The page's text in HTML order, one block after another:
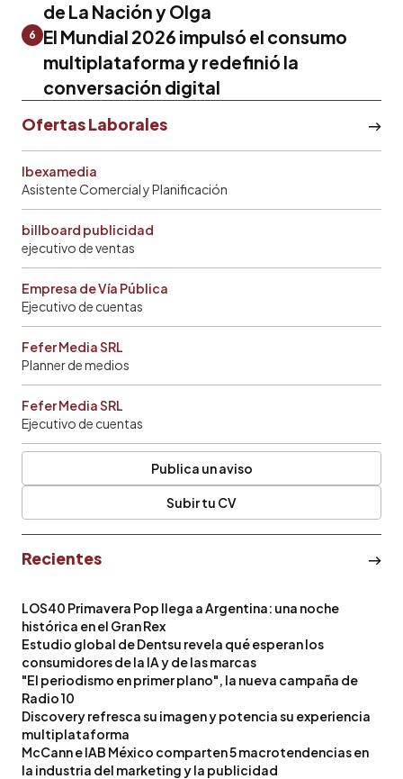
de La Nación y Olga
6
El Mundial 2026 impulsó el consumo
multiplataforma y redefinió la
conversación digital
Ofertas Laborales
Ibexamedia
Asistente Comercial y Planificación
billboard publicidad
ejecutivo de ventas
Empresa de Vía Pública
Ejecutivo de cuentas
Fefer Media SRL
Planner de medios
Fefer Media SRL
Ejecutivo de cuentas
Publica un aviso
Subir tu CV
Recientes
LOS40 Primavera Pop llega a Argentina: una noche
histórica en el Gran Rex
Estudio global de Dentsu revela qué esperan los
consumidores de la IA y de las marcas
"El periodismo en primer plano", la nueva campaña de
Radio 10
Discovery refresca su imagen y potencia su experiencia
multiplataforma
McCann e IAB México comparten 5 macrotendencias en
la industria del marketing y la publicidad